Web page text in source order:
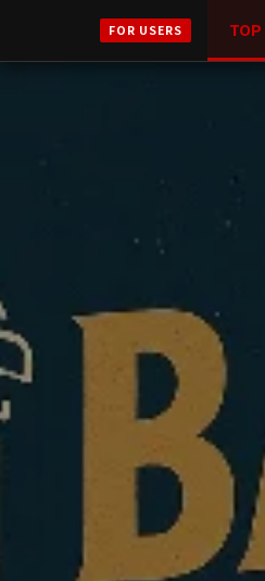
FOR USERS TOP